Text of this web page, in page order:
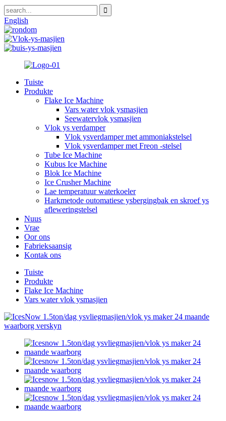
English
Tuiste
Produkte
Flake Ice Machine
Vars water vlok ysmasjien
Seewatervlok ysmasjien
Vlok ys verdamper
Vlok ysverdamper met ammoniakstelsel
Vlok ysverdamper met Freon -stelsel
Tube Ice Machine
Kubus Ice Machine
Blok Ice Machine
Ice Crusher Machine
Lae temperatuur waterkoeler
Harkmetode outomatiese ysbergingbak en skroef ys
afleweringstelsel
Nuus
Vrae
Oor ons
Fabrieksaansig
Kontak ons
Tuiste
Produkte
Flake Ice Machine
Vars water vlok ysmasjien